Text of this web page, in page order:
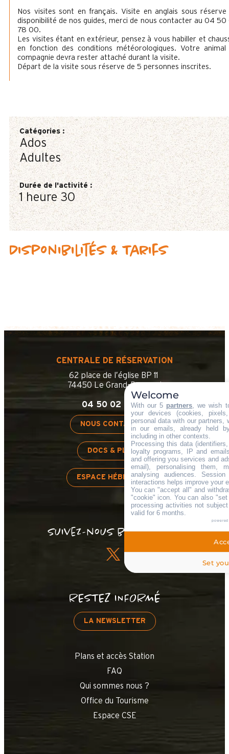
Nos visites sont en français. Visite en anglais sous réserve
disponibilité de nos guides, merci de nous contacter au 04 50
78 00.
Les visites étant en extérieur, pensez à vous habiller et
en fonction des conditions météorologiques. Votre animal
compagnie devra rester attaché durant la visite.
Départ de la visite sous réserve de 5 personnes inscrites.
Catégories:
Ados
Adultes
Durée de l'activité:
1 heure 30
Disponibilités & Tarifs
CENTRALE DE RÉSERVATION
62 place de l’église BP 11
74450 Le Grand-Bornand
04 50 02 78 06
NOUS CONTACTER
DOCS & PLANS
ESPACE HÉBERGEUR
Suivez-nous bon sang !
RESTEZ INFORMÉ
LA NEWSLETTER
Plans et accès Station
FAQ
Qui sommes nous ?
Office du Tourisme
Espace CSE
Welcome
With our 5 partners, we wish
your devices (cookies,
personal data with our partners,
in our emails, already held
including in other contexts.
Processing this data
loyalty programs, IP and
and offering you services and
email), personalising them,
analysing audiences.
interactions helps improve your
You can "accept all" and
"cookie" icon. You can also
processing activities not
valid for 6 months.
Set